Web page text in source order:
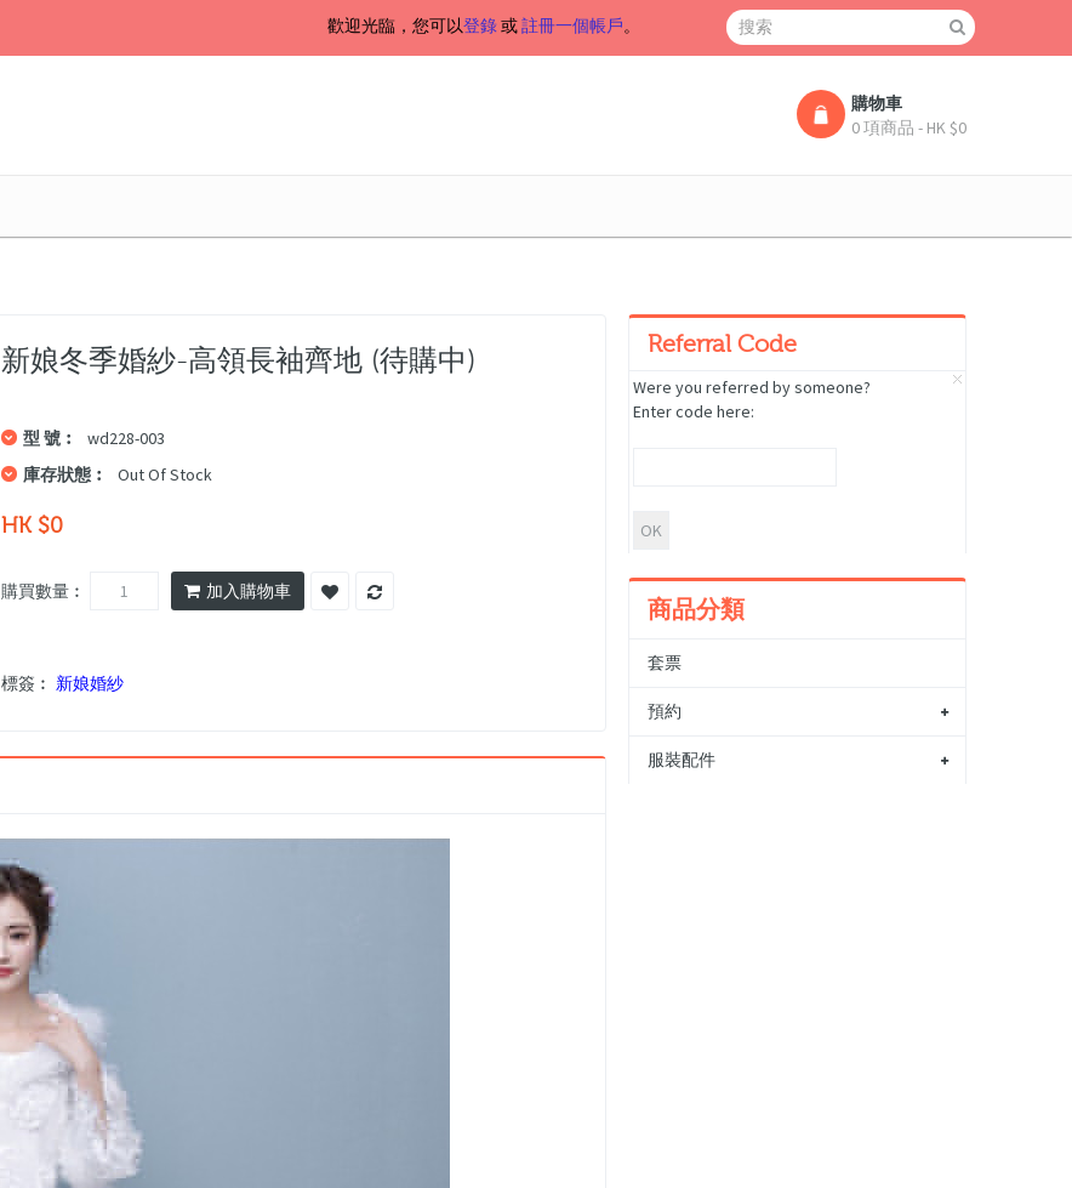
歡迎光臨，您可以登錄或註冊一個帳戶。
購物車
0 項商品 - HK $0
新娘冬季婚紗-高領長袖齊地 (待購中)
型 號︰
wd228-003
庫存狀態︰
Out Of Stock
HK $0
購買數量︰ 加入購物車
標簽︰ 新娘婚紗
Referral Code
Were you referred by someone?
Enter code here:
商品分類
套票
預約
服裝配件